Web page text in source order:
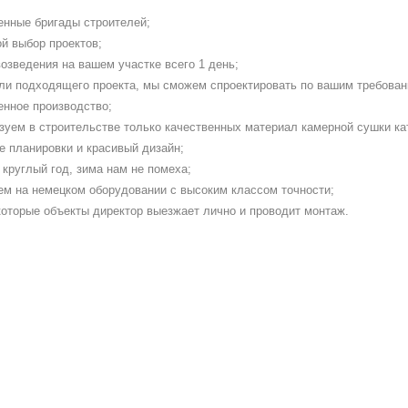
бригады строителей;
выбор проектов;
на вашем участке всего 1 день;
подходящего проекта, мы сможем спроектировать по вашим
производство;
в строительстве только качественных материал камерной сушки
планировки и красивый дизайн;
год, зима нам не помеха;
на немецком оборудовании с высоким классом точности;
объекты директор выезжает лично и проводит монтаж.